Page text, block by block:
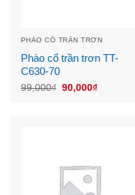
PHÀO CỔ TRẦN TRƠN
Phào cổ trần trơn TT-
C630-70
99,000₫ Original
90,000₫Current